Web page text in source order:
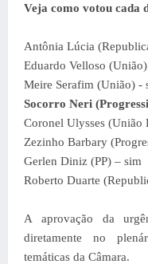
Veja como votou cada
Antônia Lúcia
Eduardo Velloso
Meire Serafim (União) -
Socorro Neri
Coronel Ulysses (União
Zezinho Barbary
Gerlen Diniz (PP) – sim
Roberto Duarte
A aprovação da
diretamente no
temáticas da Câmara.